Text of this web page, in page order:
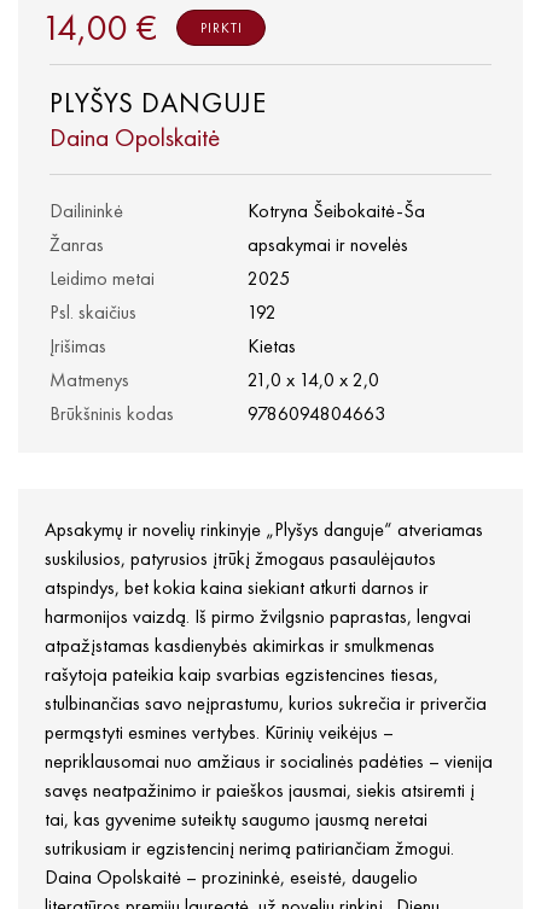
PLYŠYS DANGUJE
Daina Opolskaitė
Dailininkė
Kotryna Šeibokaitė-Ša
Žanras
apsakymai ir novelės
Leidimo metai
2025
Psl. skaičius
192
Įrišimas
Kietas
Matmenys
21,0 x 14,0 x 2,0
Brūkšninis kodas
9786094804663
14,00 € PIRKTI
Apsakymų ir novelių rinkinyje „Plyšys danguje“ atveriamas
suskilusios, patyrusios įtrūkį žmogaus pasaulėjautos
atspindys, bet kokia kaina siekiant atkurti darnos ir
harmonijos vaizdą. Iš pirmo žvilgsnio paprastas, lengvai
atpažįstamas kasdienybės akimirkas ir smulkmenas
rašytoja pateikia kaip svarbias egzistencines tiesas,
stulbinančias savo neįprastumu, kurios sukrečia ir priverčia
permąstyti esmines vertybes. Kūrinių veikėjus –
nepriklausomai nuo amžiaus ir socialinės padėties – vienija
savęs neatpažinimo ir paieškos jausmai, siekis atsiremti į
tai, kas gyvenime suteiktų saugumo jausmą neretai
sutrikusiam ir egzistencinį nerimą patiriančiam žmogui.
Daina Opolskaitė – prozininkė, eseistė, daugelio